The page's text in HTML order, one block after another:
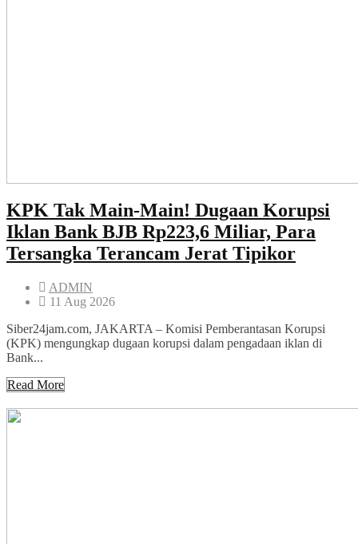
KPK Tak Main-Main! Dugaan Korupsi
Iklan Bank BJB Rp223,6 Miliar, Para
Tersangka Terancam Jerat Tipikor
ADMIN
11 Aug 2026
Siber24jam.com, JAKARTA – Komisi Pemberantasan Korupsi
(KPK) mengungkap dugaan korupsi dalam pengadaan iklan di
Bank...
Read More